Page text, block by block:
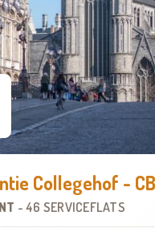
Collegehof -
- 46 SERVICEFLATS